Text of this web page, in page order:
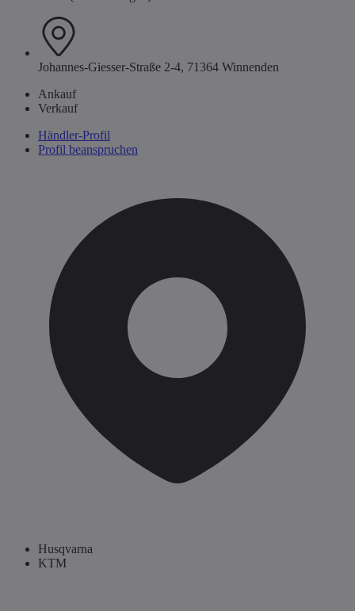
Johannes-Giesser-Straße 2-4, 71364 Winnenden
Ankauf
Verkauf
Händler-Profil
Profil beanspruchen
Husqvarna
KTM